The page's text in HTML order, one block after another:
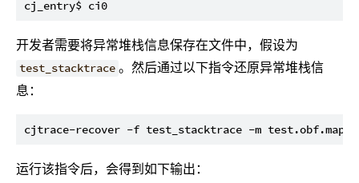
开发者需要将异常堆栈信息保存在文件中，假设为
test_stacktrace 。然后通过以下指令还原异常堆栈信
息：
运行该指令后，会得到如下输出：